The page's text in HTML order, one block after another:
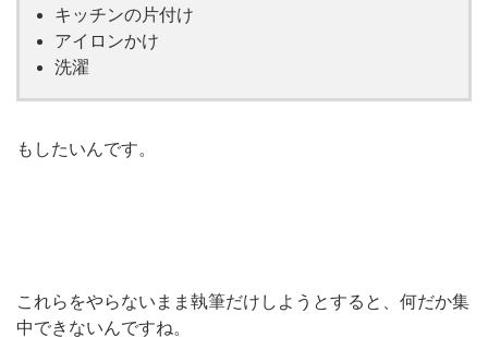
キッチンの片付け
アイロンかけ
洗濯
もしたいんです。
これらをやらないまま執筆だけしようとすると、何だか集
中できないんですね。